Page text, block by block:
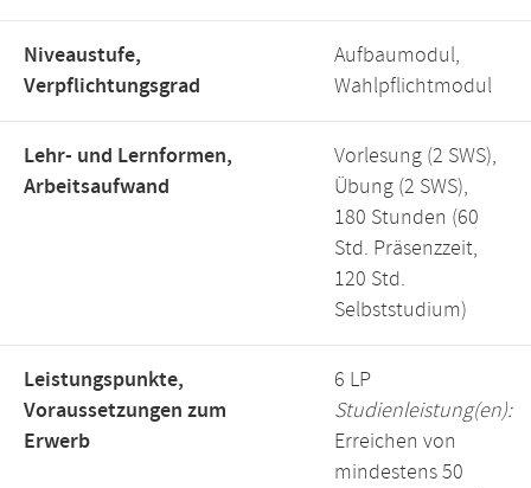
Niveaustufe,
Verpflichtungsgrad
Aufbaumodul,
Wahlpflichtmodul
Lehr- und Lernformen,
Arbeitsaufwand
Vorlesung (2 SWS),
Übung (2 SWS),
180 Stunden (60
Std. Präsenzzeit,
120 Std.
Selbststudium)
Leistungspunkte,
Voraussetzungen zum
Erwerb
6 LP
Studienleistung(en):
Erreichen von
mindestens 50